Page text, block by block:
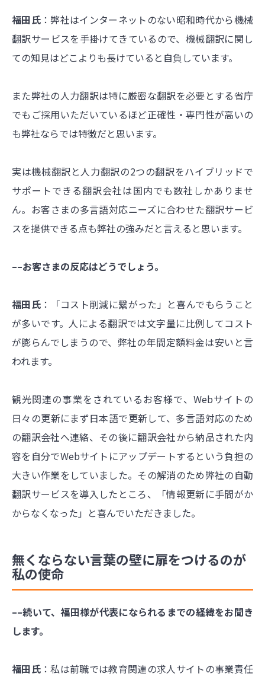
福田氏 ：弊社はインターネットのない昭和時代から機械
翻訳サービスを手掛けてきているので、機械翻訳に関し
ての知見はどこよりも長けていると自負しています。
また弊社の人力翻訳は特に厳密な翻訳を必要とする省庁
でもご採用いただいているほど正確性・専門性が高いの
も弊社ならでは特徴だと思います。
実は機械翻訳と人力翻訳の2つの翻訳をハイブリッドで
サポートできる翻訳会社は国内でも数社しかありませ
ん。お客さまの多言語対応ニーズに合わせた翻訳サービ
スを提供できる点も弊社の強みだと言えると思います。
––お客さまの反応はどうでしょう。
福田氏 ：「コスト削減に繋がった」と喜んでもらうこと
が多いです。人による翻訳では文字量に比例してコスト
が膨らんでしまうので、弊社の年間定額料金は安いと言
われます。
観光関連の事業をされているお客様で、Webサイトの
日々の更新にまず日本語で更新して、多言語対応のため
の翻訳会社へ連絡、その後に翻訳会社から納品された内
容を自分でWebサイトにアップデートするという負担の
大きい作業をしていました。その解消のため弊社の自動
翻訳サービスを導入したところ、「情報更新に手間がか
からなくなった」と喜んでいただきました。
無くならない言葉の壁に扉をつけるのが
私の使命
––続いて、福田様が代表になられるまでの経緯をお聞き
します。
福田氏 ：私は前職では教育関連の求人サイトの事業責任